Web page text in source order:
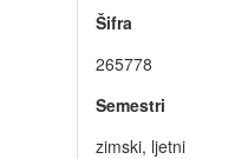
Šifra
265778
Semestri
zimski, ljetni